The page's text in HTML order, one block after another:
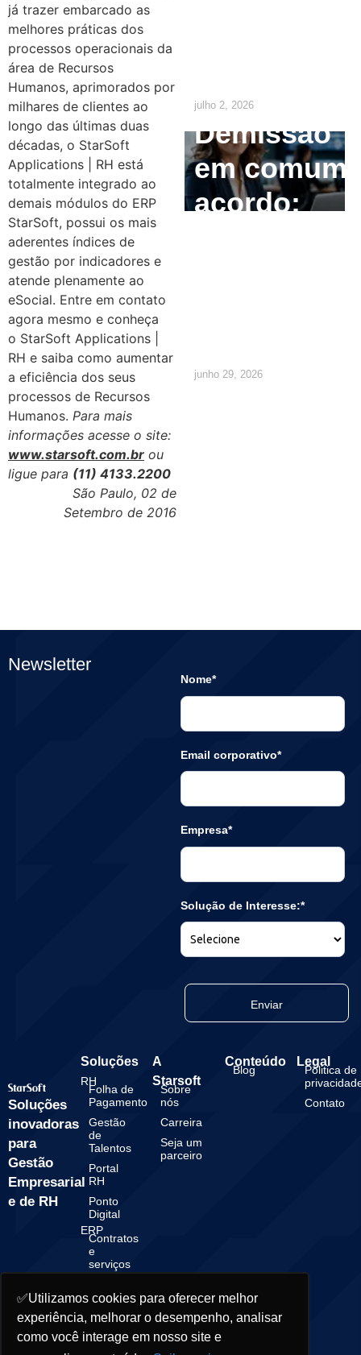
✅Utilizamos cookies para oferecer melhor
experiência, melhorar o desempenho, analisar
como você interage em nosso site e
já trazer embarcado as
melhores práticas dos
processos operacionais da
área de Recursos
Humanos, aprimorados por
milhares de clientes ao
longo das últimas duas
décadas, o StarSoft
Applications | RH está
totalmente integrado ao
demais módulos do ERP
StarSoft, possui os mais
aderentes índices de
gestão por indicadores e
atende plenamente ao
eSocial. Entre em contato
agora mesmo e conheça
o StarSoft Applications |
RH e saiba como aumentar
a eficiência dos seus
processos de Recursos
Humanos. Para mais
informações acesse o site:
www.starsoft.com.br ou
ligue para (11) 4133.2200
São Paulo, 02 de
Setembro de 2016
julho 2, 2026
Demissão
em comum
acordo:
junho 29, 2026
Newsletter
Nome*
Email corporativo*
Empresa*
Solução de Interesse:*
Enviar
Soluções
inovadoras
para
Gestão
Empresarial
e de RH
Soluções
RH
Folha de
Pagamento
Gestão
de
Talentos
Portal
RH
Ponto
Digital
ERP
Contratos
e
serviços
Financeira
Gestão
Contábil
A
Starsoft
Sobre
nós
Carreira
Seja um
parceiro
Conteúdo
Blog
Legal
Politica de
Contato